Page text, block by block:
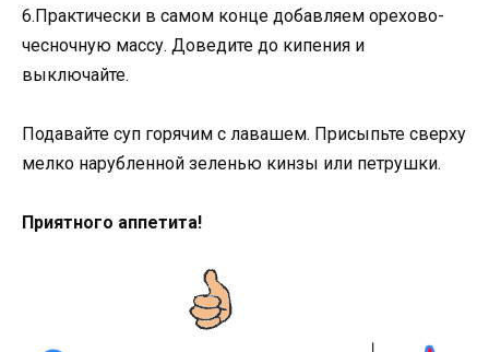
6.Практически в самом конце добавляем орехово-
чесночную массу. Доведите до кипения и
выключайте.
Подавайте суп горячим с лавашем. Присыпьте сверху
мелко нарубленной зеленью кинзы или петрушки.
Приятного аппетита!